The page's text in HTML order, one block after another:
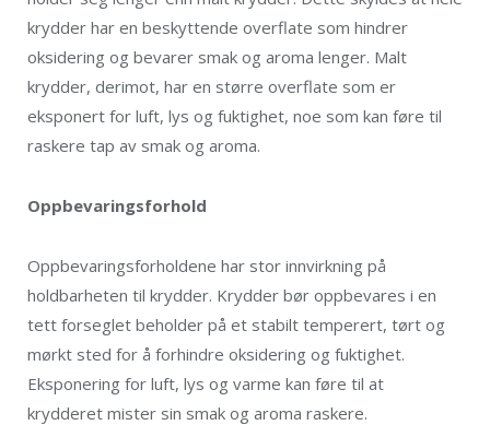
krydder har en beskyttende overflate som hindrer
oksidering og bevarer smak og aroma lenger. Malt
krydder, derimot, har en større overflate som er
eksponert for luft, lys og fuktighet, noe som kan føre til
raskere tap av smak og aroma.
Oppbevaringsforhold
Oppbevaringsforholdene har stor innvirkning på
holdbarheten til krydder. Krydder bør oppbevares i en
tett forseglet beholder på et stabilt temperert, tørt og
mørkt sted for å forhindre oksidering og fuktighet.
Eksponering for luft, lys og varme kan føre til at
krydderet mister sin smak og aroma raskere.